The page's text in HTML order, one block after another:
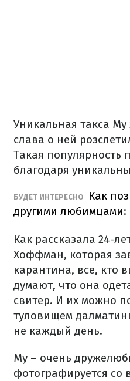
Уникальная такса Му
слава о ней
Такая популярность
благодаря
БУДЕТ ИНТЕРЕСНО Как
другими любимцами:
Как рассказала 24-
Хоффман, которая
карантина, все, кто
думают, что она
свитер. И их можно
туловищем
не каждый день.
Му – очень
фотографируется со